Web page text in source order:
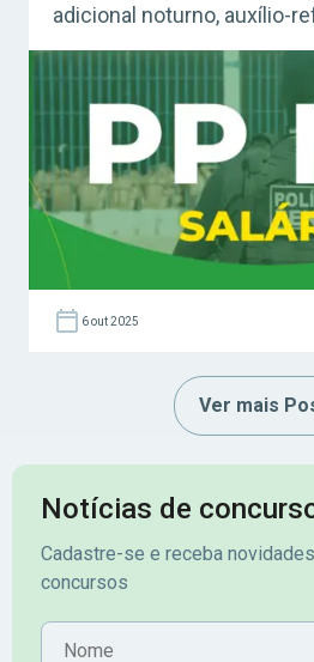
adicional noturno, auxílio-
gratificação de
detalhes sobre a
da carreira!
6 out 2025
Ver mais
Notícias de
Cadastre-se e receba
concursos
Nome